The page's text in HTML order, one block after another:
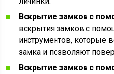
Вскрытие замков с
вскрытия замков с
инструментов, которые
замка и позволяют
Вскрытие замков с